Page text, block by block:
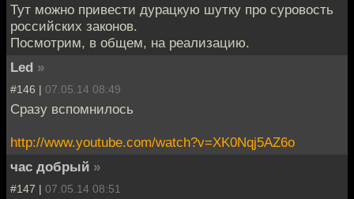
Тут можно привести дурацкую шутку про суровость
российских законов.
Посмотрим, в общем, на реализацию.
Led »
#146 | 07.05.14 08:49
Сразу вспомнилось
http://www.youtube.com/watch?v=XK0Nqj5AZ6o
час добрый »
#147 | 07.05.14 08:51